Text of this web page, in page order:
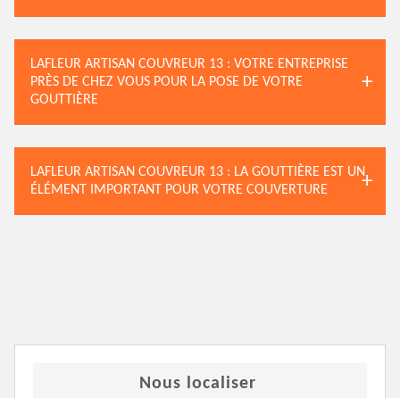
LAFLEUR ARTISAN COUVREUR 13 : VOTRE ENTREPRISE
PRÈS DE CHEZ VOUS POUR LA POSE DE VOTRE
GOUTTIÈRE
LAFLEUR ARTISAN COUVREUR 13 : LA GOUTTIÈRE EST UN
ÉLÉMENT IMPORTANT POUR VOTRE COUVERTURE
Nous localiser